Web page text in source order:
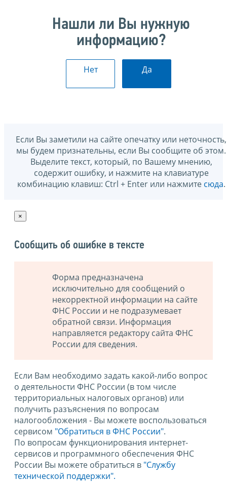
Нашли ли Вы нужную
информацию?
Нет Да
Если Вы заметили на сайте опечатку или неточность,
мы будем признательны, если Вы сообщите об этом.
Выделите текст, который, по Вашему мнению,
содержит ошибку, и нажмите на клавиатуре
комбинацию клавиш: Ctrl + Enter или нажмите сюда.
×
Сообщить об ошибке в тексте
Форма предназначена
исключительно для сообщений о
некорректной информации на сайте
ФНС России и не подразумевает
обратной связи. Информация
направляется редактору сайта ФНС
России для сведения.
Если Вам необходимо задать какой-либо вопрос
о деятельности ФНС России (в том числе
территориальных налоговых органов) или
получить разъяснения по вопросам
налогообложения - Вы можете воспользоваться
сервисом "Обратиться в ФНС России".
По вопросам функционирования интернет-
сервисов и программного обеспечения ФНС
России Вы можете обратиться в "Службу
технической поддержки".